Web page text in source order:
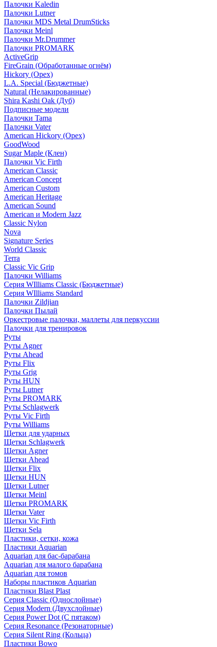
Палочки Kaledin
Палочки Lutner
Палочки MDS Metal DrumSticks
Палочки Meinl
Палочки Mr.Drummer
Палочки PROMARK
ActiveGrip
FireGrain (Обработанные огнём)
Hickory (Орех)
L.A. Special (Бюджетные)
Natural (Нелакированные)
Shira Kashi Oak (Дуб)
Подписные модели
Палочки Tama
Палочки Vater
American Hickory (Орех)
GoodWood
Sugar Maple (Клен)
Палочки Vic Firth
American Classic
American Concept
American Custom
American Heritage
American Sound
American и Modern Jazz
Classic Nylon
Nova
Signature Series
World Classic
Terra
Classic Vic Grip
Палочки Williams
Серия WIlliams Classic (Бюджетные)
Серия WIlliams Standard
Палочки Zildjian
Палочки Пылай
Оркестровые палочки, маллеты для перкуссии
Палочки для тренировок
Руты
Руты Agner
Руты Ahead
Руты Flix
Руты Grig
Руты HUN
Руты Lutner
Руты PROMARK
Руты Schlagwerk
Руты Vic Firth
Руты Williams
Щетки для ударных
Щетки Schlagwerk
Щетки Agner
Щетки Ahead
Щетки Flix
Щетки HUN
Щетки Lutner
Щетки Meinl
Щетки PROMARK
Щетки Vater
Щетки Vic Firth
Щетки Sela
Пластики, сетки, кожа
Пластики Aquarian
Aquarian для бас-барабана
Aquarian для малого барабана
Aquarian для томов
Наборы пластиков Aquarian
Пластики Blast Plast
Серия Classic (Однослойные)
Серия Modern (Двухслойные)
Серия Power Dot (С пятаком)
Серия Resonance (Резонаторные)
Серия Silent Ring (Кольца)
Пластики Bowo